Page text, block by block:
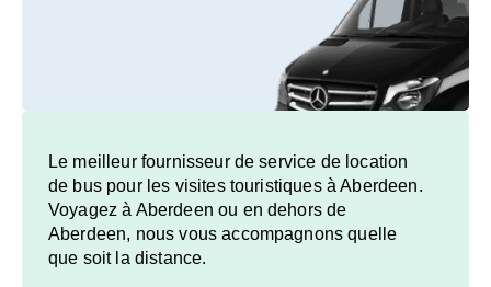
Le meilleur fournisseur de service de location
de bus pour les visites touristiques à Aberdeen.
Voyagez à Aberdeen ou en dehors de
Aberdeen, nous vous accompagnons quelle
que soit la distance.